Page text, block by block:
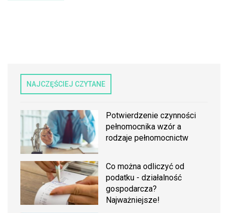
NAJCZĘŚCIEJ CZYTANE
Potwierdzenie czynności
pełnomocnika wzór a
rodzaje pełnomocnictw
Co można odliczyć od
podatku - działalność
gospodarcza?
Najważniejsze!